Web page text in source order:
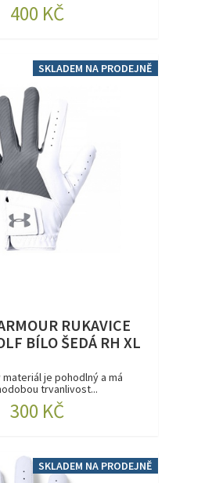
400 KČ
SKLADEM NA PRODEJNĚ
RUKAVICE
BÍLO ŠEDÁ RH XL
je pohodlný a má
trvanlivost...
300 KČ
SKLADEM NA PRODEJNĚ